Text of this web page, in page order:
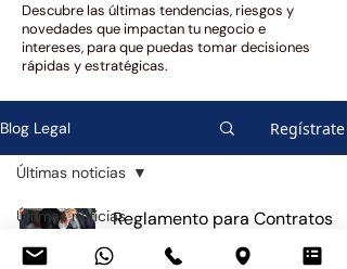
Descubre las últimas tendencias, riesgos y
novedades que impactan tu negocio e
intereses, para que puedas tomar decisiones
rápidas y estratégicas.
Blog Legal Regístrate
Últimas noticias
Corporativo y
Últimas noticias
Reglamento para Contratos
y Público: Una Breve Guía